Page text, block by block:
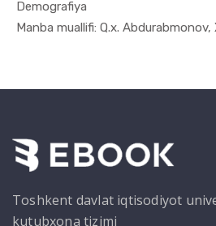
Demografiya
Manba muallifi: Q.x. Abdurabmonov,
In
Toshkent davlat iqtisodiyot
kutubxona tizimi